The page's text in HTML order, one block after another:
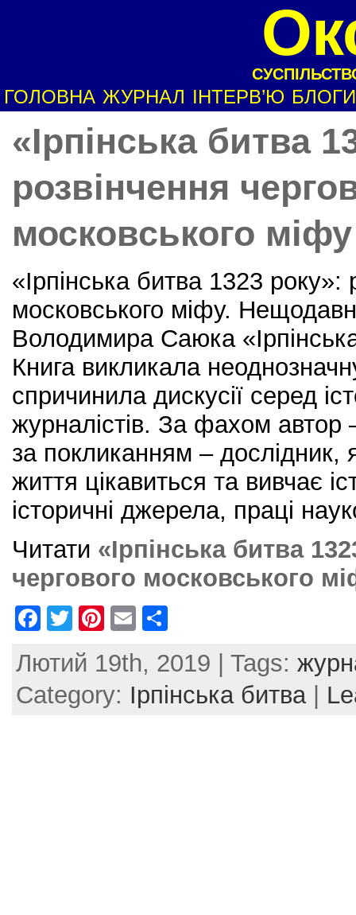
ГОЛОВНА ЖУРНАЛ ІНТЕРВ’Ю БЛОГИ
«Ірпінська битва
розвінчення
московського міфу
«Ірпінська битва 1323 року»:
московського міфу.
Володимира Саюка
Книга викликала
спричинила дискусії серед
журналістів. За фахом автор
за покликанням – дослідник,
життя цікавиться та вивчає
історичні джерела, праці
Читати «Ірпінська битва
чергового московського
F
c
e
T
itt
er
Pi
er
e
E
ai
l
ar
e
Лютий 19th, 2019 | Tags:
Category: Ірпінська битва|